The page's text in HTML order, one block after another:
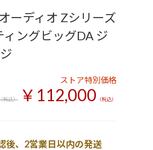
ーディオ Zシリーズ
ングビッグDA ジ
ストア特別価格
税込） ￥112,000 （税込）
、2営業日以内の発送